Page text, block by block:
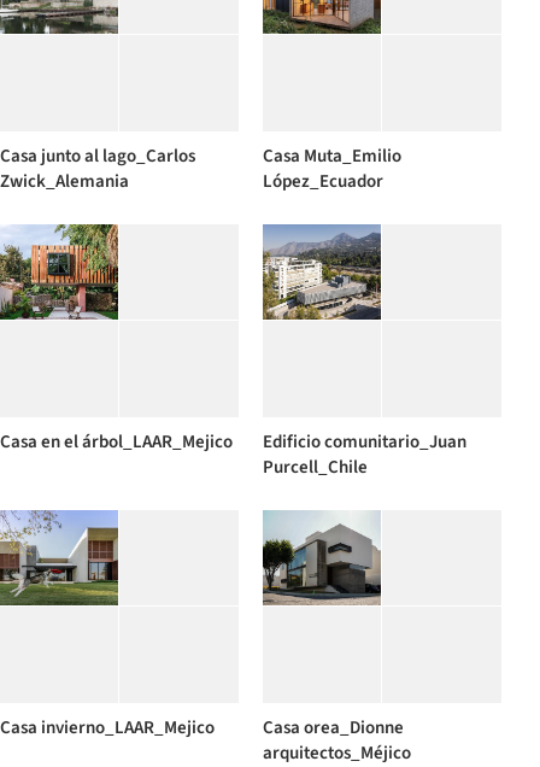
Casa junto al lago_Carlos
Zwick_Alemania
Casa Muta_Emilio
López_Ecuador
Casa en el árbol_LAAR_Mejico
Edificio comunitario_Juan
Purcell_Chile
Casa invierno_LAAR_Mejico
Casa orea_Dionne
arquitectos_Méjico